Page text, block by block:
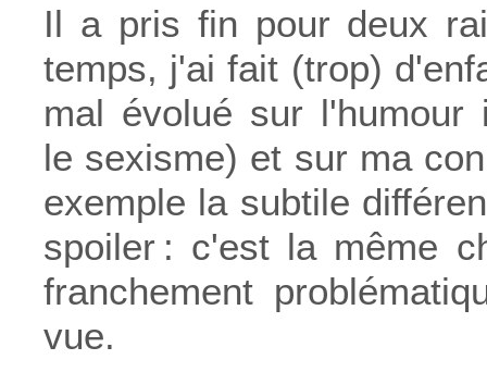
Il a pris fin pour deux
temps, j'ai fait (trop)
mal évolué sur l'humour
le sexisme) et sur ma
exemple la subtile
spoiler : c'est la même
franchement
vue.